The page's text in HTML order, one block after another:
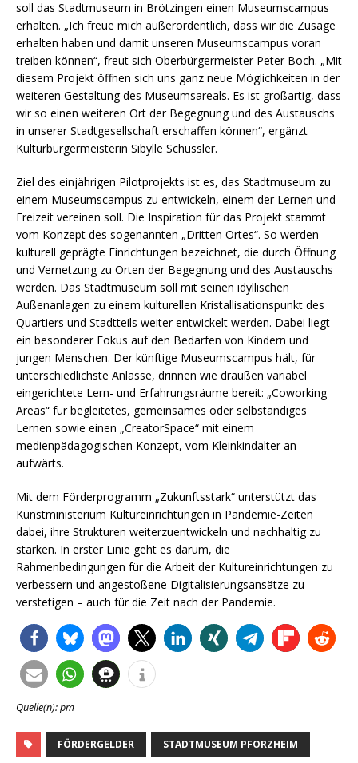
soll das Stadtmuseum in Brötzingen einen Museumscampus
erhalten. „Ich freue mich außerordentlich, dass wir die Zusage
erhalten haben und damit unseren Museumscampus voran
treiben können“, freut sich Oberbürgermeister Peter Boch. „Mit
diesem Projekt öffnen sich uns ganz neue Möglichkeiten in der
weiteren Gestaltung des Museumsareals. Es ist großartig, dass
wir so einen weiteren Ort der Begegnung und des Austauschs
in unserer Stadtgesellschaft erschaffen können“, ergänzt
Kulturbürgermeisterin Sibylle Schüssler.
Ziel des einjährigen Pilotprojekts ist es, das Stadtmuseum zu
einem Museumscampus zu entwickeln, einem der Lernen und
Freizeit vereinen soll. Die Inspiration für das Projekt stammt
vom Konzept des sogenannten „Dritten Ortes“. So werden
kulturell geprägte Einrichtungen bezeichnet, die durch Öffnung
und Vernetzung zu Orten der Begegnung und des Austauschs
werden. Das Stadtmuseum soll mit seinen idyllischen
Außenanlagen zu einem kulturellen Kristallisationspunkt des
Quartiers und Stadtteils weiter entwickelt werden. Dabei liegt
ein besonderer Fokus auf den Bedarfen von Kindern und
jungen Menschen. Der künftige Museumscampus hält, für
unterschiedlichste Anlässe, drinnen wie draußen variabel
eingerichtete Lern- und Erfahrungsräume bereit: „Coworking
Areas“ für begleitetes, gemeinsames oder selbständiges
Lernen sowie einen „CreatorSpace“ mit einem
medienpädagogischen Konzept, vom Kleinkindalter an
aufwärts.
Mit dem Förderprogramm „Zukunftsstark“ unterstützt das
Kunstministerium Kultureinrichtungen in Pandemie-Zeiten
dabei, ihre Strukturen weiterzuentwickeln und nachhaltig zu
stärken. In erster Linie geht es darum, die
Rahmenbedingungen für die Arbeit der Kultureinrichtungen zu
verbessern und angestoßene Digitalisierungsansätze zu
verstetigen – auch für die Zeit nach der Pandemie.
Quelle(n): pm
FÖRDERGELDER STADTMUSEUM PFORZHEIM